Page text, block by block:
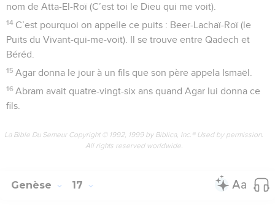
nom de Atta-El-Roï (C’est toi le Dieu qui me voit).
14 C’est pourquoi on appelle ce puits : Beer-Lachaï-Roï (le
Puits du Vivant-qui-me-voit). Il se trouve entre Qadech et
Béréd.
15 Agar donna le jour à un fils que son père appela Ismaël.
16 Abram avait quatre-vingt-six ans quand Agar lui donna ce
fils.
La Bible Du Semeur Copyright © 1992, 1999 by Biblica, Inc.® Used by permission.
All rights reserved worldwide.
Genèse 17